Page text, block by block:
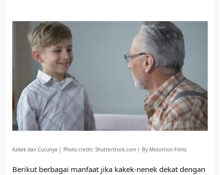
Kakek dan Cucunya | Photo credit: Shutterstock.com | By Motortion Films
Berikut berbagai manfaat jika kakek-nenek dekat dengan